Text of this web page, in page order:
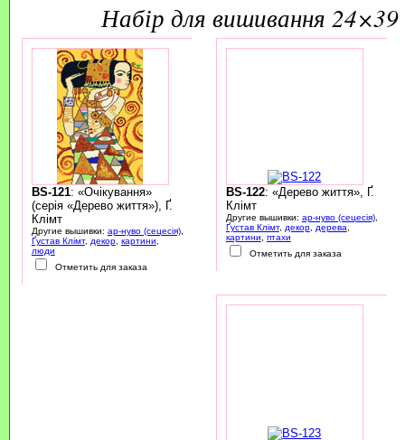
набір для вишивання 24×39
BS-121: «Очікування»
(серія «Дерево життя»), Ґ.
Клімт
Другие вышивки: ар-нуво (сецесія),
Ґустав Клімт, декор, картини
люди
Отметить для заказа
BS-122: «Дерево життя», Ґ.
Клімт
Другие вышивки: ар-нуво (сецесія),
Ґустав Клімт, декор, дерева
картини
птахи
Отметить для заказа